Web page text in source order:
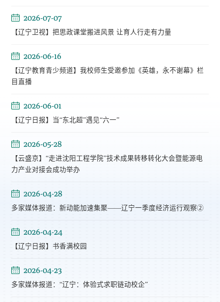
2026-07-07
【辽宁卫视】把思政课堂搬进风景 让育人行走有力量
2026-06-16
【辽宁教育青少频道】我校师生受邀参加《英雄，永不谢幕》栏
目直播
2026-06-01
【辽宁日报】当“东北超”遇见“六一”
2026-05-28
【云盛京】“走进沈阳工程学院”技术成果转移转化大会暨能源电
力产业对接会成功举办
2026-04-28
多家媒体报道：新动能加速集聚——辽宁一季度经济运行观察②
2026-04-24
【辽宁日报】书香满校园
2026-04-23
多家媒体报道：“辽宁：体验式求职链动校企”